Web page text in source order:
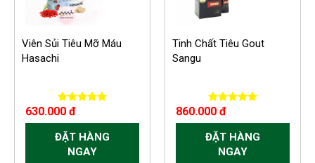
Viên Sủi Tiêu Mỡ Máu
Hasachi
630.000 đ
ĐẶT HÀNG
NGAY
Tinh Chất Tiêu Gout
Sangu
860.000 đ
ĐẶT HÀNG
NGAY